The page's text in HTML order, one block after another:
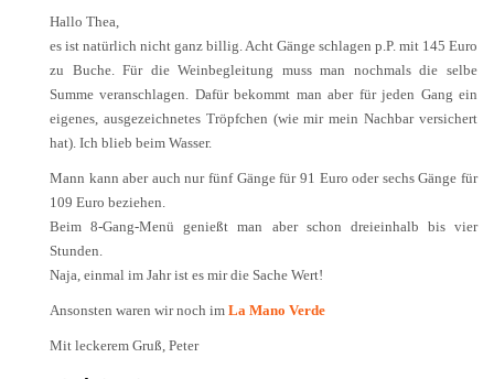
Hallo Thea,
es ist natürlich nicht ganz billig. Acht Gänge schlagen p.P. mit 145 Euro
zu Buche. Für die Weinbegleitung muss man nochmals die selbe
Summe veranschlagen. Dafür bekommt man aber für jeden Gang ein
eigenes, ausgezeichnetes Tröpfchen (wie mir mein Nachbar versichert
hat). Ich blieb beim Wasser.
Mann kann aber auch nur fünf Gänge für 91 Euro oder sechs Gänge für
109 Euro beziehen.
Beim 8-Gang-Menü genießt man aber schon dreieinhalb bis vier
Stunden.
Naja, einmal im Jahr ist es mir die Sache Wert!
Ansonsten waren wir noch im La Mano Verde
Mit leckerem Gruß, Peter